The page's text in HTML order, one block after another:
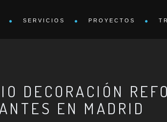
SERVICIOS PROYECTOS
DECORACIÓN
EN MADRID